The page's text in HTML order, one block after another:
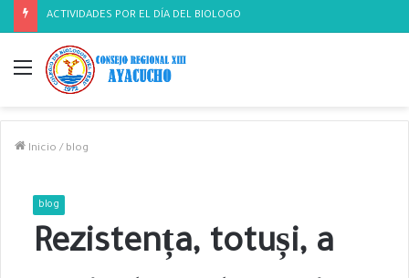
COMUNICADO
Menú
Inicio / blog
blog
Rezistența, totuși, a